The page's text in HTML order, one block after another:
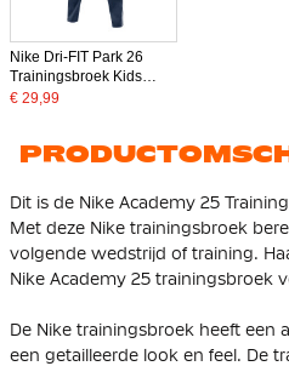
Nike Dri-FIT Park 26
Trainingsbroek Kids
Donkerblauw Wit
€ 29,99
Dit is de Nike Academy 25
Met deze Nike trainingsbroek
volgende wedstrijd of training.
Nike Academy 25 trainingsbroek
De Nike trainingsbroek heeft een
een getailleerde look en feel. De